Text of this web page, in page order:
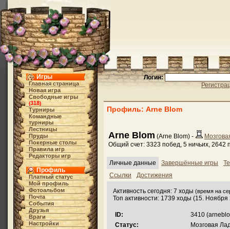
Игры
Главная страница
Новая игра
Свободные игры
(318)
Турниры
Командные
турниры
Лестницы
Пруды
Покерные столы
Правила игр
Редакторы игр
Профиль
Платный статус
Мой профиль
Фотоальбом
Почта
События
Друзья
Враги
Настройки
Логин:
Профиль: Arne Blom
Arne Blom (Arne Blom) -
Общий счет: 3323 побед, 5 ничьих, 2642
Личные данные Завершённые игры
Ссылки
Достижения
Активность сегодня: 7 ходы (время на
Топ активности: 1739 ходы (15. Ноября
ID:
3410
Статус:
Мозговая